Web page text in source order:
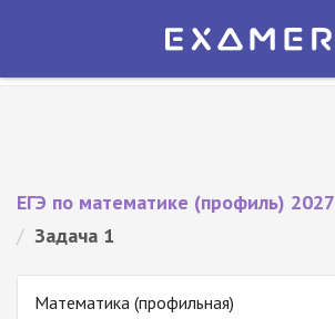
Экзамер — ЕГЭ 2027
ЕГЭ по математике (профиль) 2027
/ Задача 1
Математика (профильная)